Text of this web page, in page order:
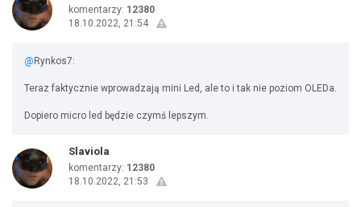
komentarzy: 12380
18.10.2022, 21:54
@ Rynkos7:
Teraz faktycznie wprowadzają mini Led, ale to i tak nie poziom OLEDa.
Dopiero micro led będzie czymś lepszym.
Slaviola
komentarzy: 12380
18.10.2022, 21:53